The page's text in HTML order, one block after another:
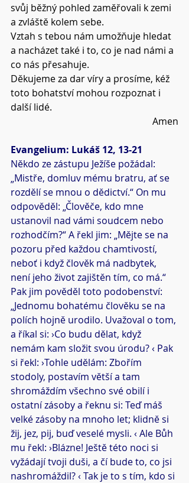
svůj běžný pohled zaměřovali k zemi
a zvláště kolem sebe.
Vztah s tebou nám umožňuje hledat
a nacházet také i to, co je nad námi a
co nás přesahuje.
Děkujeme za dar víry a prosíme, kéž
toto bohatství mohou rozpoznat i
další lidé.
Amen
Evangelium: Lukáš 12, 13-21
Někdo ze zástupu Ježíše požádal:
„Mistře, domluv mému bratru, ať se
rozdělí se mnou o dědictví.“ On mu
odpověděl: „Člověče, kdo mne
ustanovil nad vámi soudcem nebo
rozhodčím?“ A řekl jim: „Mějte se na
pozoru před každou chamtivostí,
neboť i když člověk má nadbytek,
není jeho život zajištěn tím, co má.“
Pak jim pověděl toto podobenství:
„Jednomu bohatému člověku se na
polích hojně urodilo. Uvažoval o tom,
a říkal si: ›Co budu dělat, když
nemám kam složit svou úrodu? ‹ Pak
si řekl: ›Tohle udělám: Zbořím
stodoly, postavím větší a tam
shromáždím všechno své obilí i
ostatní zásoby a řeknu si: Teď máš
velké zásoby na mnoho let; klidně si
žij, jez, pij, buď veselé mysli. ‹ Ale Bůh
mu řekl: ›Blázne! Ještě této noci si
vyžádají tvoji duši, a čí bude to, co jsi
nashromáždil? ‹ Tak je to s tím, kdo si